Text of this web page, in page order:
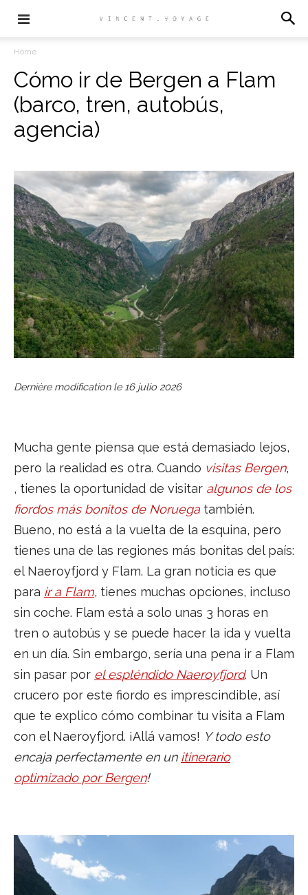
Home
Cómo ir de Bergen a Flam
(barco, tren, autobús,
agencia)
Dernière modification le 16 julio 2026
Mucha gente piensa que está demasiado lejos,
pero la realidad es otra. Cuando visitas Bergen,
, tienes la oportunidad de visitar algunos de los
fiordos más bonitos de Noruega también.
Bueno, no está a la vuelta de la esquina, pero
tienes una de las regiones más bonitas del país:
el Naeroyfjord y Flam. La gran noticia es que
para ir a Flam, tienes muchas opciones, incluso
sin coche. Flam está a solo unas 3 horas en
tren o autobús y se puede hacer la ida y vuelta
en un día. Sin embargo, sería una pena ir a Flam
sin pasar por el espléndido Naeroyfjord. Un
crucero por este fiordo es imprescindible, así
que te explico cómo combinar tu visita a Flam
con el Naeroyfjord. ¡Allá vamos! Y todo esto
encaja perfectamente en un itinerario
optimizado por Bergen!